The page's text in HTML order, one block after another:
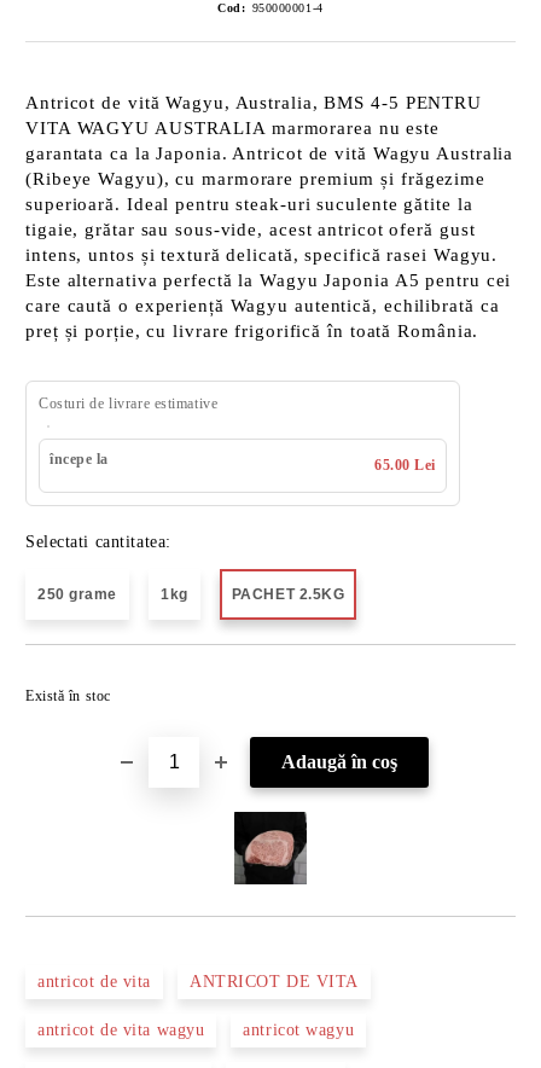
Cod: 950000001-4
Antricot de vită Wagyu, Australia, BMS 4-5 PENTRU
VITA WAGYU AUSTRALIA marmorarea nu este
garantata ca la Japonia. Antricot de vită Wagyu Australia
(Ribeye Wagyu), cu marmorare premium și frăgezime
superioară. Ideal pentru steak-uri suculente gătite la
tigaie, grătar sau sous-vide, acest antricot oferă gust
intens, untos și textură delicată, specifică rasei Wagyu.
Este alternativa perfectă la Wagyu Japonia A5 pentru cei
care caută o experiență Wagyu autentică, echilibrată ca
preț și porție, cu livrare frigorifică în toată România.
Costuri de livrare estimative
începe la 65.00 Lei
Selectati cantitatea:
250 grame 1kg PACHET 2.5KG
Există în stoc
antricot de vita ANTRICOT DE VITA
antricot de vita wagyu antricot wagyu